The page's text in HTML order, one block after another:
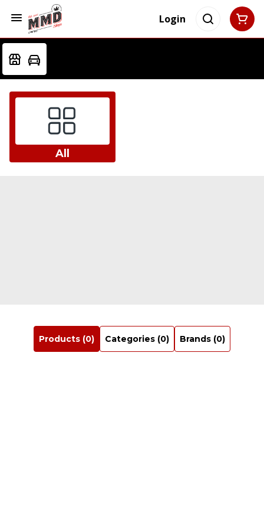
Login
All
Products (0) Categories (0) Brands (0)